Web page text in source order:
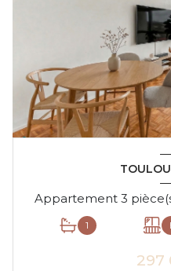
1
297